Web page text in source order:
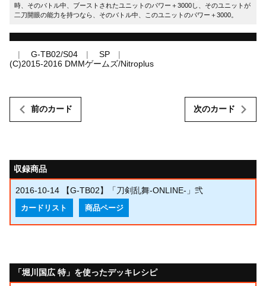
時、そのバトル中、ブーストされたユニットのパワー＋3000し、そのユニットが
二刀開眼の能力を持つなら、そのバトル中、このユニットのパワー＋3000。
G-TB02/S04
SP
(C)2015-2016 DMMゲームズ/Nitroplus
前のカード 次のカード
収録商品
2016-10-14 【G-TB02】「刀剣乱舞-ONLINE-」弐
カードリスト 商品ページ
「堀川国広 特」を使ったデッキレシピ